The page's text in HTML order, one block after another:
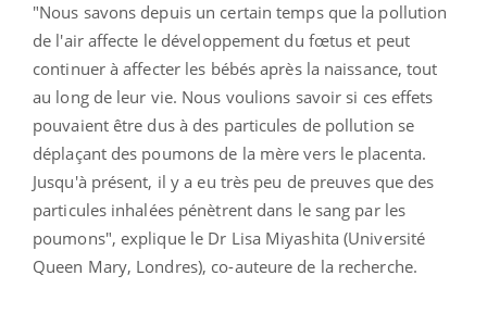
"Nous savons depuis un certain temps que la pollution
de l'air affecte le développement du fœtus et peut
continuer à affecter les bébés après la naissance, tout
au long de leur vie. Nous voulions savoir si ces effets
pouvaient être dus à des particules de pollution se
déplaçant des poumons de la mère vers le placenta.
Jusqu'à présent, il y a eu très peu de preuves que des
particules inhalées pénètrent dans le sang par les
poumons", explique le Dr Lisa Miyashita (Université
Queen Mary, Londres), co-auteure de la recherche.